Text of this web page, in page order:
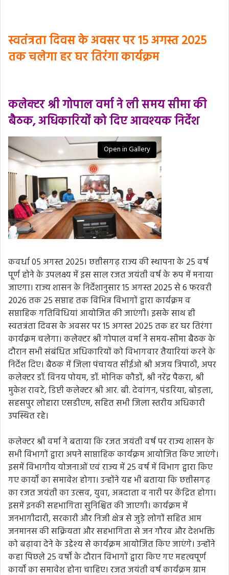
स्वतंत्रता दिवस के अवसर पर 15 अगस्त 2025
तक चलेगा हर घर तिरंगा कार्यक्रम
कलेक्टर श्री गोपाल वर्मा ने ली समय सीमा की
बैठक, अधिकारियों को दिए आवश्यक निर्देश
Open in Gallery
कवर्धा 05 अगस्त 2025। छत्तीसगढ़ राज्य की स्थापना के 25 वर्ष
पूर्ण होने के उपलक्ष्य में इस साल रजत जयंती वर्ष के रूप में मनाया
जाएगा। राज्य शासन के निर्देशानुसार 15 अगस्त 2025 से 6 फरवरी
2026 तक 25 सप्ताह तक विभिन्न विभागों द्वारा कार्यक्रम व
सप्ताहिक गतिविधियां आयोजित की जाएंगी। इसके साथ ही
स्वतत्रंता दिवस के अवसर पर 15 अगस्त 2025 तक हर घर तिरंगा
कार्यक्रम चलेगा। कलेक्टर श्री गोपाल वर्मा ने समय-सीमा बैठक के
दौरान सभी संबंधित अधिकारियों को विभागवार तैयारियां करने के
निर्देश दिए। बैठक में जिला पंचायत सीईओ श्री अजय त्रिपाठी, अपर
कलेक्टर डॉ. विनय पोयम, डॉ. मोनिक कौडों, श्री नरेंद्र पैकरा, श्री
मुकेश रावटे, डिप्टी कलेक्टर श्री आर. बी. देवांगन, पंडरिया, बोड़ला,
सहसपुर लोहारा एसडीएम, सहित सभी जिला स्तरीय अधिकारी
उपस्थित रहे।
कलेक्टर श्री वर्मा ने बताया कि रजत जयंती वर्ष पर राज्य शासन के
सभी विभागों द्वारा अपने साप्ताहिक कार्यक्रम आयोजित किए जाएंगे।
इसमें विभागीय योजनाओं एवं राज्य में 25 वर्ष में विभाग द्वारा किए
गए कार्यों का समावेश होगा। उन्होंने यह भी बताया कि छत्तीसगढ़
का रजत जयंती का उत्सव, युवा, अन्नदाता व नारी पर केंद्रित होगा।
इसमें इनकी सहभागिता सुनिश्चित की जाएगी। कार्यक्रम में
जनभागीदारी, सरकारी और निजी क्षेत्र से जुड़े लोगों सहित आम
जनमानस की सक्रियता और सहभागिता से जन गौरव और देशभक्ति
को बढ़ावा देने के उद्देश्य से कार्यक्रम आयोजित किए जाएंगे। उन्होंने
कहा पिछले 25 वर्षों के दौरान विभागों द्वारा किए गए महत्वपूर्ण
कार्यों का समावेश होना चाहिए। रजत जयंती वर्ष कार्यक्रम ग्राम